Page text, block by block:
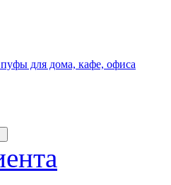
для дома, кафе, офиса